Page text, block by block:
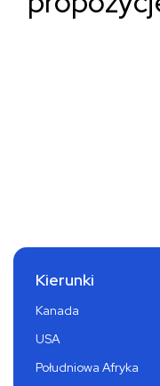
Kierunki
Kanada
USA
Południowa Afryka